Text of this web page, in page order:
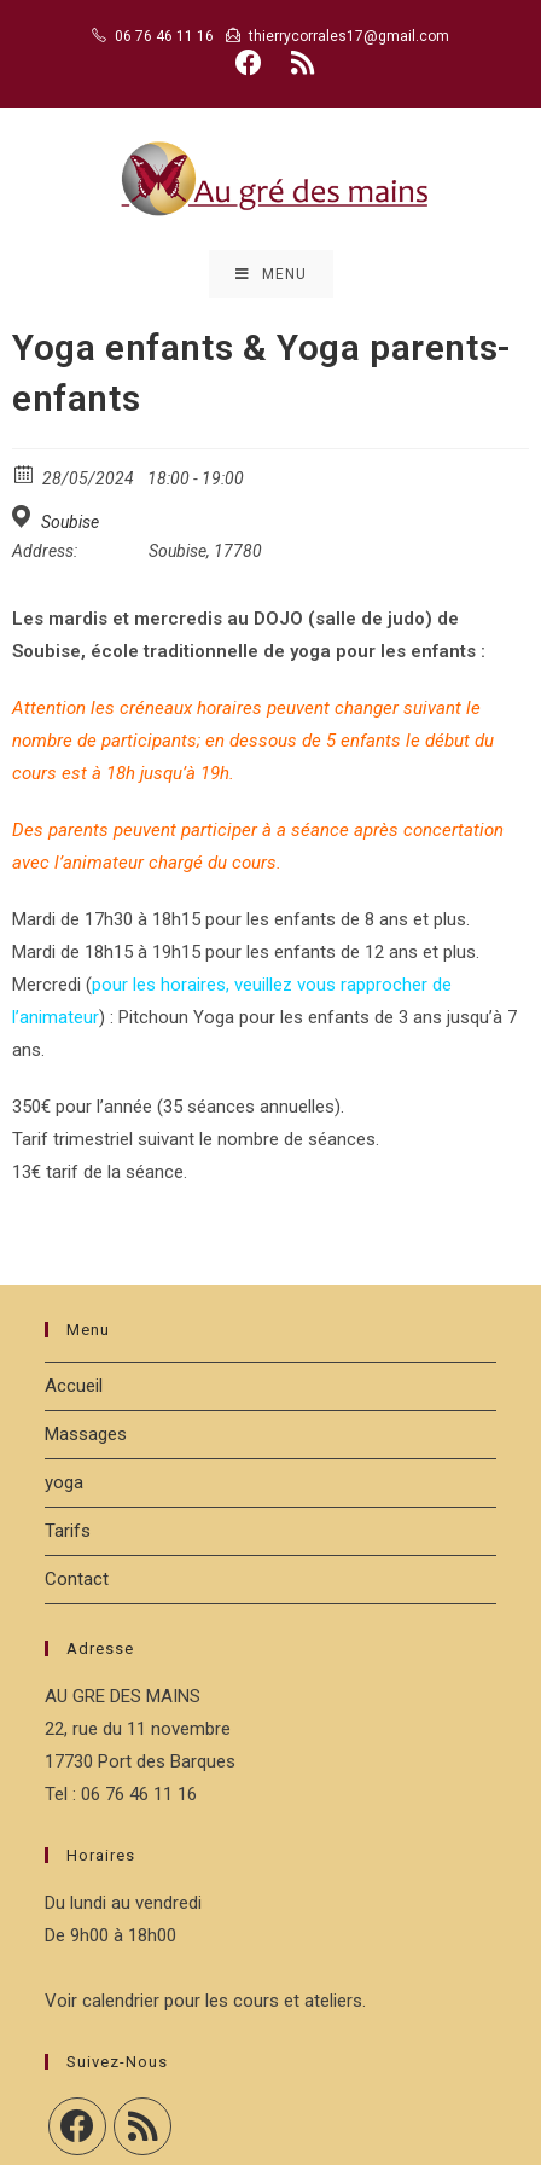
06 76 46 11 16 thierrycorrales17@gmail.com
MENU
Yoga enfants & Yoga parents-
enfants
28/05/2024 18:00 - 19:00
Soubise
Address:
Soubise, 17780
Les mardis et mercredis au DOJO (salle de judo) de
Soubise, école traditionnelle de yoga pour les enfants :
Attention les créneaux horaires peuvent changer suivant le
nombre de participants; en dessous de 5 enfants le début du
cours est à 18h jusqu’à 19h.
Des parents peuvent participer à a séance après concertation
avec l’animateur chargé du cours.
Mardi de 17h30 à 18h15 pour les enfants de 8 ans et plus.
Mardi de 18h15 à 19h15 pour les enfants de 12 ans et plus.
Mercredi (pour les horaires, veuillez vous rapprocher de
l’animateur) : Pitchoun Yoga pour les enfants de 3 ans jusqu’à 7
ans.
350€ pour l’année (35 séances annuelles).
Tarif trimestriel suivant le nombre de séances.
13€ tarif de la séance.
Menu
Accueil
Massages
yoga
Tarifs
Contact
Adresse
AU GRE DES MAINS
22, rue du 11 novembre
17730 Port des Barques
Tel : 06 76 46 11 16
Horaires
Du lundi au vendredi
De 9h00 à 18h00
Voir calendrier pour les cours et ateliers.
Suivez-Nous